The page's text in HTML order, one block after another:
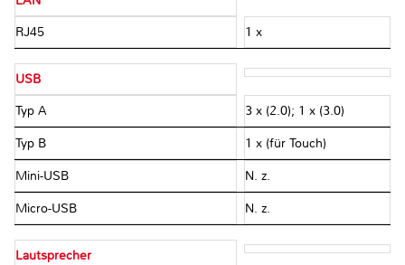
RJ45 1 x
USB
Typ A 3 x (2.0); 1 x (3.0)
Typ B 1 x (für Touch)
Mini-USB N. z.
Micro-USB N. z.
Lautsprecher